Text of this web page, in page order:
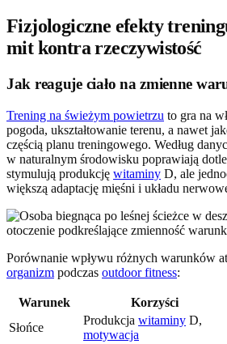
Fizjologiczne efekty
mit kontra rzeczywistość
Jak reaguje ciało na zmienne
Trening na świeżym powietrzu to gra na
pogoda, ukształtowanie terenu, a nawet
częścią planu treningowego. Według
w naturalnym środowisku poprawiają
stymulują produkcję witaminy D, ale
większą adaptację mięśni i układu
Porównanie wpływu różnych warunków
organizm podczas outdoor fitness:
Warunek Korzyści
Słońce
Produkcja witaminy D,
motywacja